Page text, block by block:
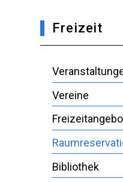
Freizeit
Vereine
Bibliothek